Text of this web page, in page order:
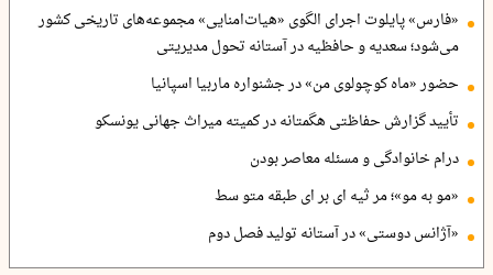
«فارس» پایلوت اجرای الگوی «هیات‌امنایی» مجموعه‌های تاریخی کشور
می‌شود؛ سعدیه و حافظیه در آستانه تحول مدیریتی
حضور «ماه کوچولوی من» در جشنواره ماربیا اسپانیا
تأیید گزارش حفاظتی هگمتانه در کمیته میراث جهانی یونسکو
درام خانوادگی و مسئله معاصر بودن
«مو به مو»؛ مر ثیه ای بر ای طبقه متو سط
«آژانس دوستی» در آستانه تولید فصل دوم